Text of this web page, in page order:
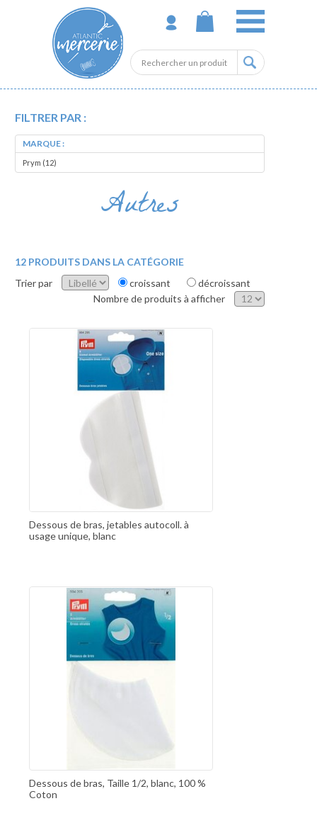
FILTRER PAR :
MARQUE :
Prym (12)
Autres
12 PRODUITS DANS LA CATÉGORIE
Trier par
croissant
décroissant
Nombre de produits à afficher
Dessous de bras, jetables autocoll. à
usage unique, blanc
Dessous de bras, Taille 1/2, blanc, 100 %
Coton